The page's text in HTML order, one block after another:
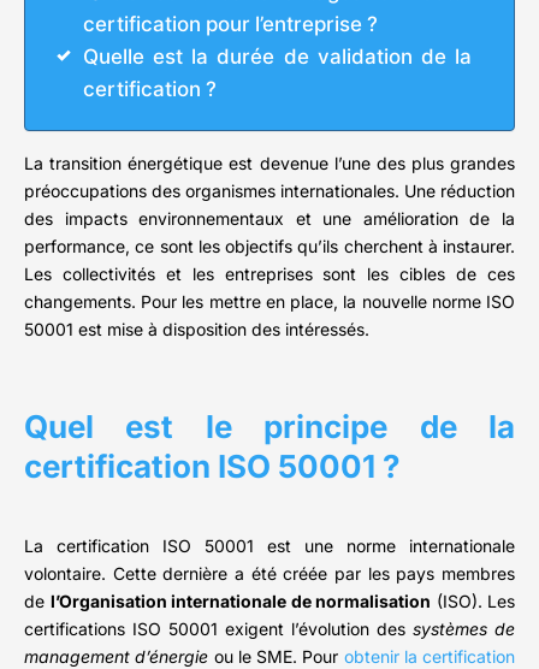
certification pour l’entreprise ?
Quelle est la durée de validation de la
certification ?
La transition énergétique est devenue l’une des plus grandes
préoccupations des organismes internationales. Une réduction
des impacts environnementaux et une amélioration de la
performance, ce sont les objectifs qu’ils cherchent à instaurer.
Les collectivités et les entreprises sont les cibles de ces
changements. Pour les mettre en place, la nouvelle norme ISO
50001 est mise à disposition des intéressés.
Quel est le principe de la
certification ISO 50001 ?
La certification ISO 50001 est une norme internationale
volontaire. Cette dernière a été créée par les pays membres
de l’Organisation internationale de normalisation (ISO). Les
certifications ISO 50001 exigent l’évolution des systèmes de
management d’énergie ou le SME. Pour obtenir la certification